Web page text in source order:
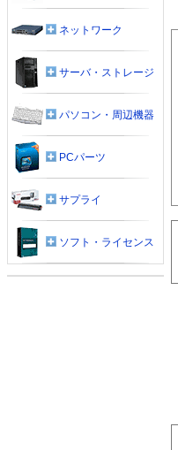
ネットワーク
サーバ・ストレージ
パソコン・周辺機器
PCパーツ
サプライ
ソフト・ライセンス